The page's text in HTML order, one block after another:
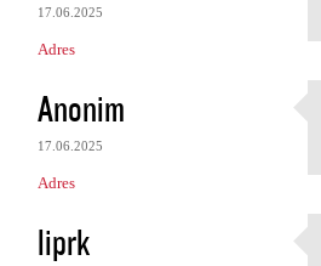
17.06.2025
Adres
Anonim
17.06.2025
Adres
liprk